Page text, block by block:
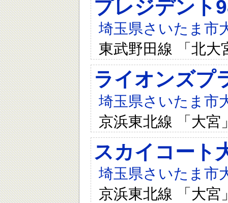
プレジデント
埼玉県さいたま市
東武野田線 「北大
ライオンズプ
埼玉県さいたま市
京浜東北線 「大宮
スカイコート
埼玉県さいたま市
京浜東北線 「大宮